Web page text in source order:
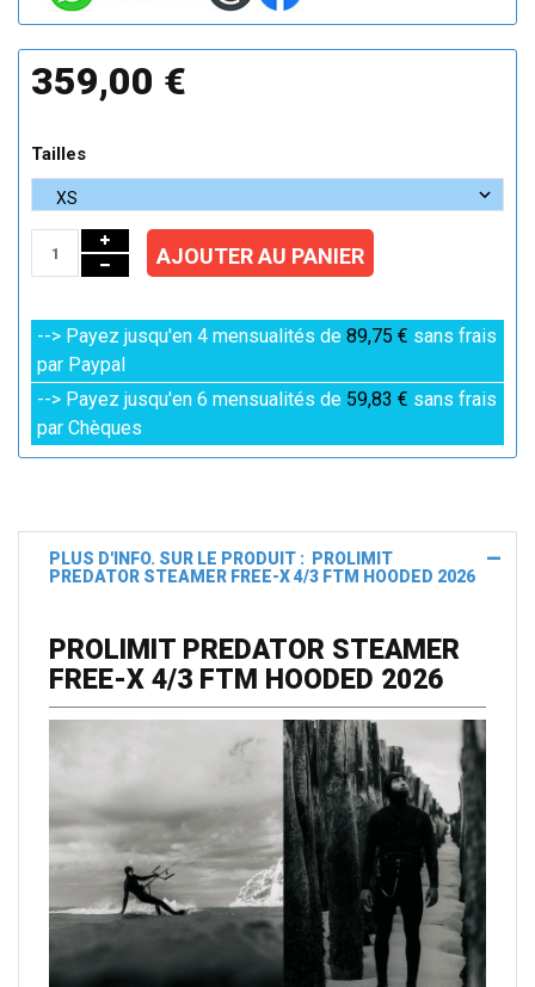
359,00 €
Tailles
AJOUTER AU PANIER
--> Payez jusqu'en 4 mensualités de 89,75 € sans frais
par Paypal
--> Payez jusqu'en 6 mensualités de 59,83 € sans frais
par Chèques
PLUS D'INFO. SUR LE PRODUIT : PROLIMIT
PREDATOR STEAMER FREE-X 4/3 FTM HOODED 2026
PROLIMIT PREDATOR STEAMER
FREE-X 4/3 FTM HOODED 2026